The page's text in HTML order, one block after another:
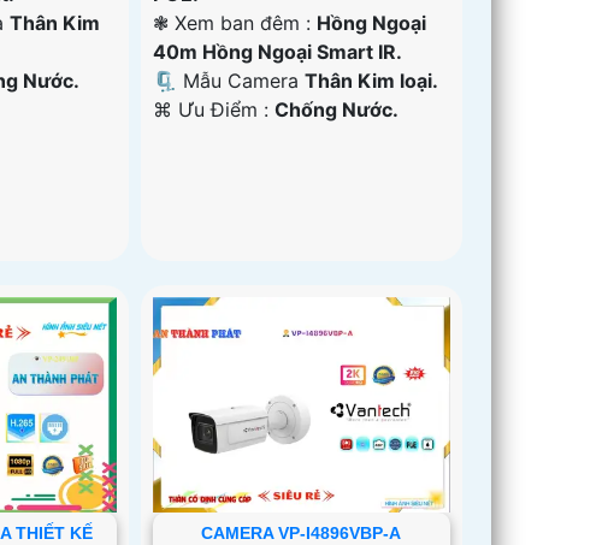
Thân Kim
Nước.
❃ Xem ban đêm : Hồng Ngoại
40m Hồng Ngoại Smart IR.
🗜️ Mẫu CameraThân Kim loại.
️⌘ Ưu Điểm :Chống Nước.
THIẾT KẾ
CAMERA VP-I4896VBP-A